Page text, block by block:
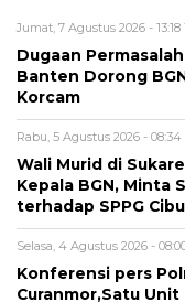
Jumat, 7 Agustus 2026 -
Dugaan
Banten Dorong
Korcam
Rabu, 5 Agustus 2026 -
Wali Murid di
Kepala BGN, Minta
terhadap SPPG
Selasa, 4 Agustus 2026 -
Konferensi pers
Curanmor,Satu